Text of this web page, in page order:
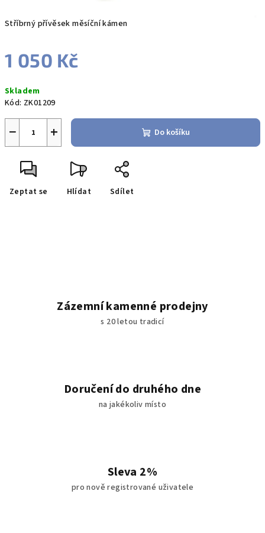
Stříbrný přívěsek měsíční kámen
1 050 Kč
cena:
Skladem
Kód: ZK01209
+
− Do košíku
Zeptat se Hlídat Sdílet
Zázemní kamenné prodejny
s 20 letou tradicí
Doručení do druhého dne
na jakékoliv místo
Sleva 2%
pro nově registrované uživatele